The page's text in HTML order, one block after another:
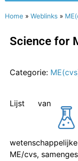
Home » Weblinks »
Science for
Categorie:
Lijst van
ME/cvs,